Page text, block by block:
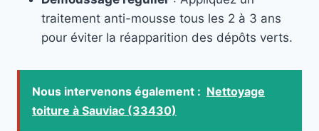
traitement anti-mousse tous les 2 à 3 ans
pour éviter la réapparition des dépôts verts.
Nous intervenons également : Nettoyage
toiture à Sauviac (33430)